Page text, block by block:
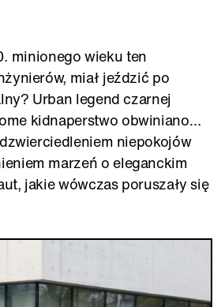
minionego wieku ten
miał jeździć po
Urban legend czarnej
kidnaperstwo obwiniano…
niepokojów
marzeń o eleganckim
jakie wówczas poruszały się